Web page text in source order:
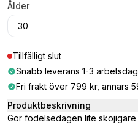
Ålder
Tillfälligt slut
Snabb leverans 1-3
Fri frakt över 799 kr, annars
Produktbeskrivning
Gör födelsedagen lite